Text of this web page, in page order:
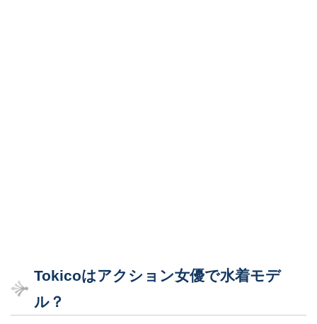
Tokicoはアクション女優で水着モデ
ル？